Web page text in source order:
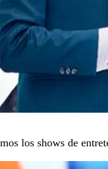
los shows de